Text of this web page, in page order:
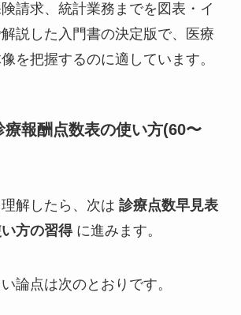
請求、統計業務までを図表・イ
説した入門書の決定版で、医療
を把握するのに適しています。
療報酬点数表の使い方(60〜
解したら、次は 診療点数早見表
方の習得に進みます。
論点は次のとおりです。